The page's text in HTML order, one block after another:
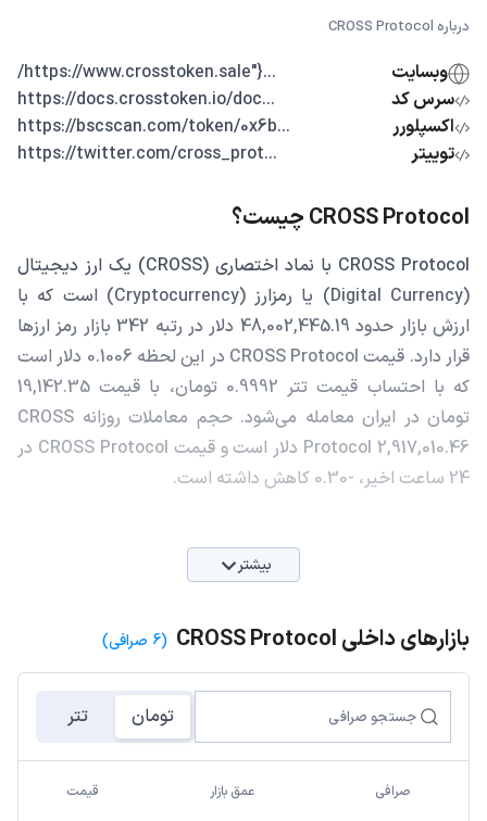
درباره CROSS Protocol
وبسایت
...{"https://www.crosstoken.sale/
سرس کد
...https://docs.crosstoken.io/doc
اکسپلورر
...https://bscscan.com/token/0x6b
توییتر
...https://twitter.com/cross_prot
CROSS Protocol چیست؟
CROSS Protocol با نماد اختصاری (CROSS) یک ارز دیجیتال
(Digital Currency) یا رمزارز (Cryptocurrency) است که با
ارزش بازار حدود 48,002,445.19 دلار در رتبه 342 بازار رمز ارزها
قرار دارد. قیمت CROSS Protocol در این لحظه 0.1006 دلار است
که با احتساب قیمت تتر 0.9992 تومان، با قیمت 19,142.35
تومان در ایران معامله می‌شود. حجم معاملات روزانه CROSS
Protocol 2,917,010.46 دلار است و قیمت CROSS Protocol در
24 ساعت اخیر، -0.30 کاهش داشته است.
بیشتر
بازارهای داخلی CROSS Protocol (6 صرافی)
تومان تتر
صرافی عمق بازار قیمت